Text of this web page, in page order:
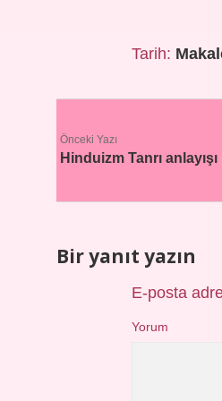
Tarih:
Önceki Yazı
Hinduizm Tanrı
Bir yanıt yazın
E-posta
Yorum